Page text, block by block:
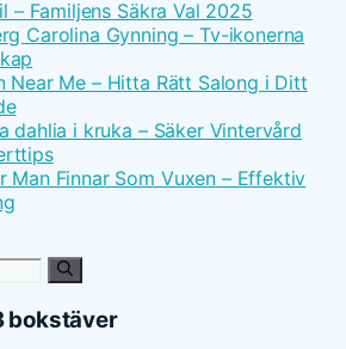
– Familjens Säkra Val 2025
Carolina Gynning – Tv-ikonerna
Near Me – Hitta Rätt Salong i Ditt
dahlia i kruka – Säker Vintervård
Man Finnar Som Vuxen – Effektiv
bokstäver